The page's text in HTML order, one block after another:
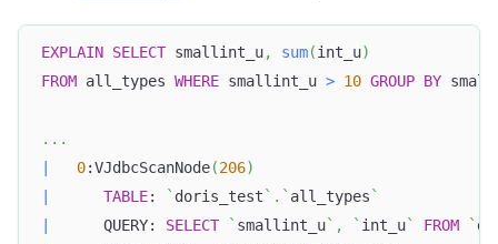
EXPLAIN SELECT smallint_u, sum(int_u)
FROM all_types WHERE smallint_u > 10 GROUP BY
. . .
0:VJdbcScanNode(206)
TABLE: ` doris_test ` . ` all_types `
      QUERY:
SELECT ` smallint_u` , ` int_u` FROM `